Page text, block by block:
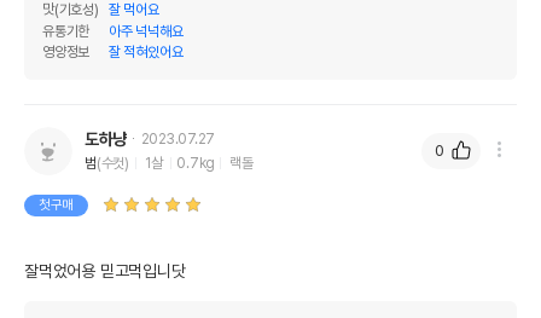
맛(기호성)
잘 먹어요
유통기한
아주 넉넉해요
영양정보
잘 적혀있어요
도하냥
2023.07.27
범(수컷) 1살 0.7kg 랙돌
첫구매
잘먹었어용 믿고먹입니닷
0